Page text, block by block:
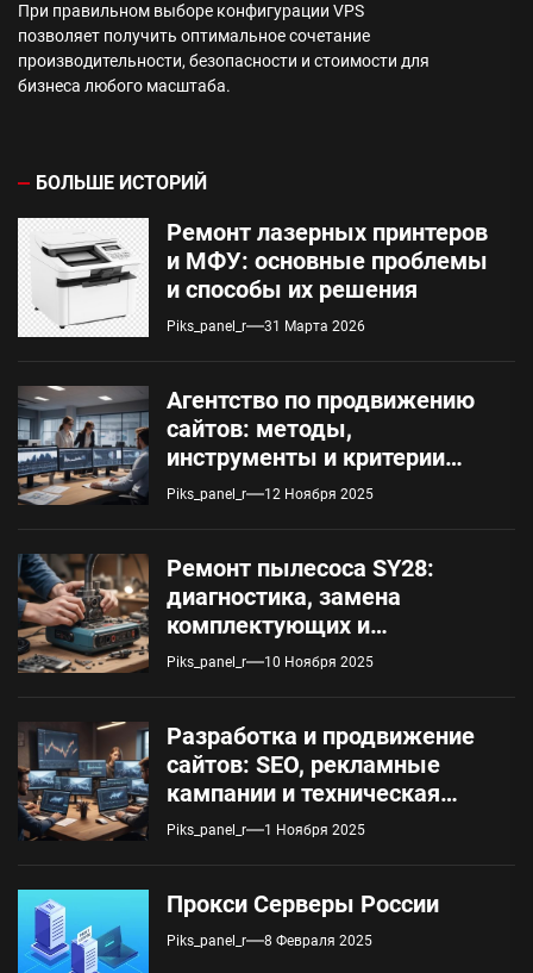
При правильном выборе конфигурации VPS
позволяет получить оптимальное сочетание
производительности, безопасности и стоимости для
бизнеса любого масштаба.
БОЛЬШЕ ИСТОРИЙ
Ремонт лазерных принтеров
и МФУ: основные проблемы
и способы их решения
Piks_panel_r 31 Марта 2026
Агентство по продвижению
сайтов: методы,
инструменты и критерии
оценки
Piks_panel_r 12 Ноября 2025
Ремонт пылесоса SY28:
диагностика, замена
комплектующих и
обслуживание
Piks_panel_r 10 Ноября 2025
Разработка и продвижение
сайтов: SEO, рекламные
кампании и техническая
поддержка
Piks_panel_r 1 Ноября 2025
Прокси Серверы России
Piks_panel_r 8 Февраля 2025